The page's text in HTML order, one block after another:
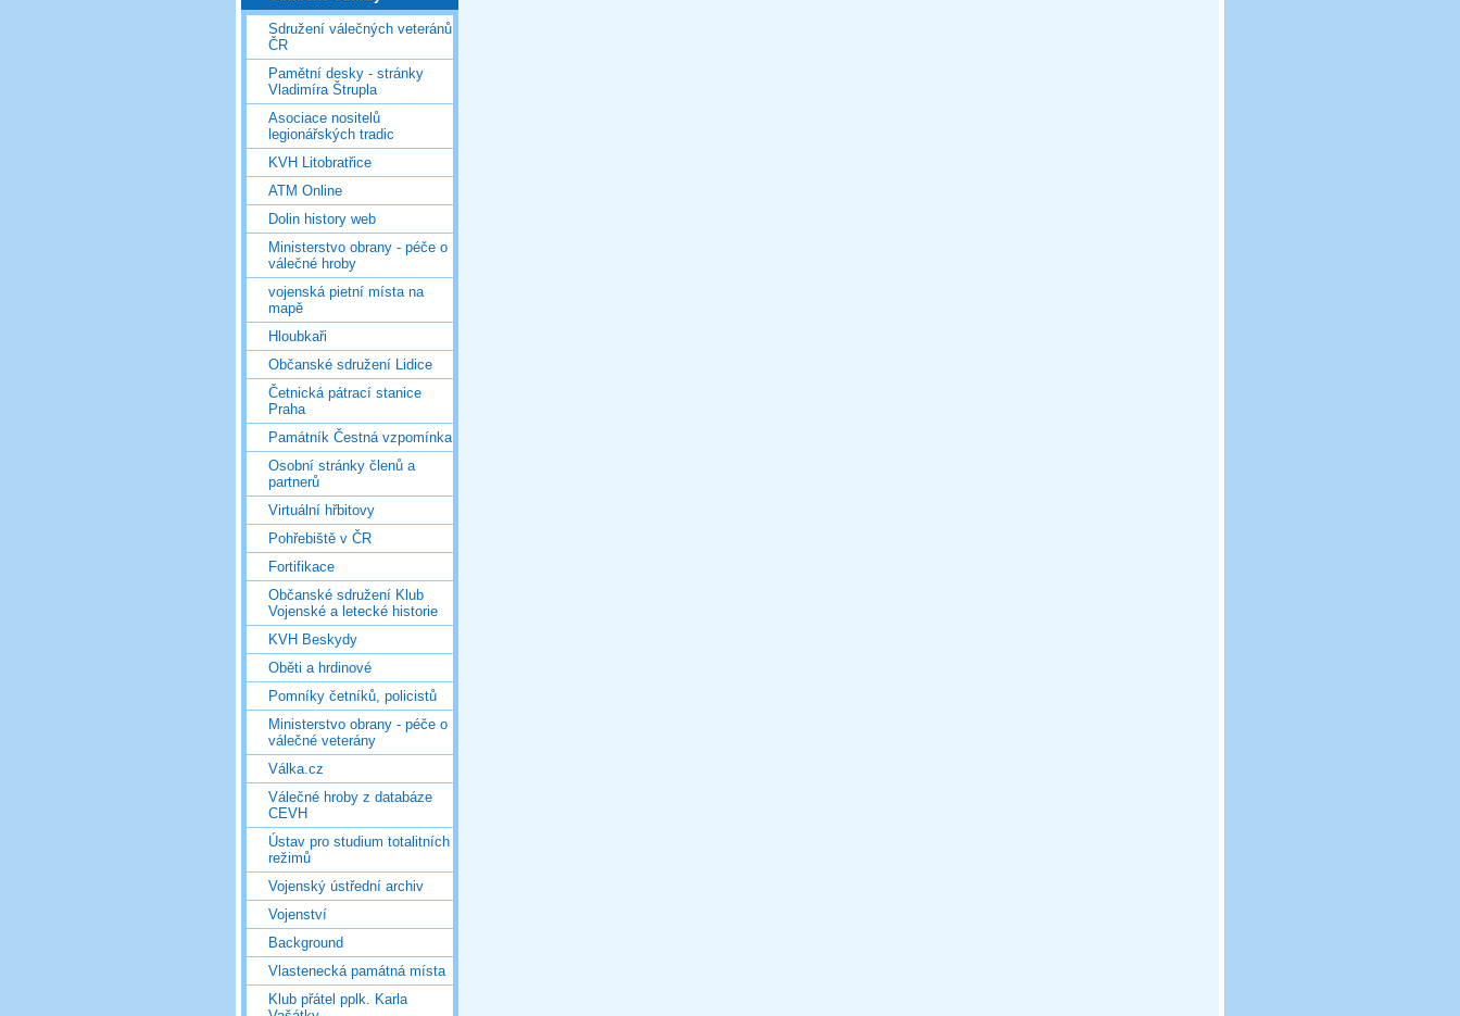
Sdružení válečných veteránů
ČR
Pamětní desky - stránky
Vladimíra Štrupla
Asociace nositelů
legionářských tradic
KVH Litobratřice
ATM Online
Dolin history web
Ministerstvo obrany - péče o
válečné hroby
vojenská pietní místa na
mapě
Hloubkaři
Občanské sdružení Lidice
Četnická pátrací stanice
Praha
Památník Čestná vzpomínka
Osobní stránky členů a
partnerů
Virtuální hřbitovy
Pohřebiště v ČR
Fortifikace
Občanské sdružení Klub
Vojenské a letecké historie
KVH Beskydy
Oběti a hrdinové
Pomníky četníků, policistů
Ministerstvo obrany - péče o
válečné veterány
Válka.cz
Válečné hroby z databáze
CEVH
Ústav pro studium totalitních
režimů
Vojenský ústřední archiv
Vojenství
Background
Vlastenecká památná místa
Klub přátel pplk. Karla